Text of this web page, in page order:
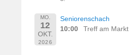
MO.
12
OKT.
2026
Seniorenschach
10:00
Treff am Markt